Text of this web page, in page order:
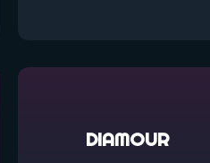
DIAMOUR